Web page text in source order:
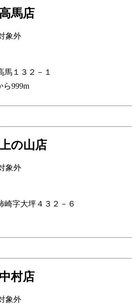
馬店
象外
馬１３２－１
ら999m
の山店
象外
崎字大坪４３２－６
村店
象外